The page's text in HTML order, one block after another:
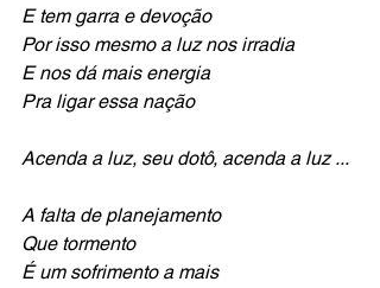
E tem garra e devoção
Por isso mesmo a luz nos irradia
E nos dá mais energia
Pra ligar essa nação
Acenda a luz, seu dotô, acenda a luz ...
A falta de planejamento
Que tormento
É um sofrimento a mais